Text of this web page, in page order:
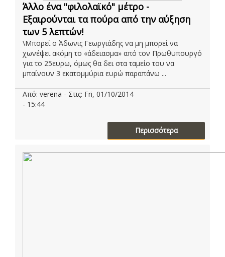
Άλλο ένα "φιλολαϊκό" μέτρο -
Εξαιρούνται τα πούρα από την αύξηση
των 5 λεπτών!
\Μπορεί ο Άδωνις Γεωργιάδης να μη μπορεί να
χωνέψει ακόμη το «άδειασμα» από τον Πρωθυπουργό
για το 25ευρω, όμως θα δει στα ταμείο του να
μπαίνουν 3 εκατομμύρια ευρώ παραπάνω ...
Από: verena - Στις: Fri, 01/10/2014
- 15:44
Περισσότερα